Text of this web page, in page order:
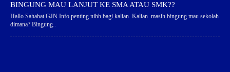
BINGUNG MAU LANJUT KE SMA ATAU SMK??
Hallo Sahabat GJN Info penting nihh bagi kalian. Kalian masih bingung mau sekolah
dimana? Bingung..